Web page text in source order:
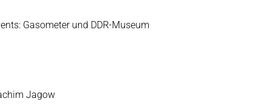
Gasometer und DDR-Museum
Jagow